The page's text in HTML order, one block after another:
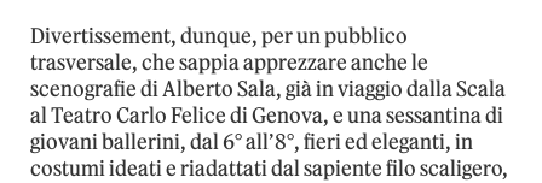
Divertissement, dunque, per un pubblico
trasversale, che sappia apprezzare anche le
scenografie di Alberto Sala, già in viaggio dalla Scala
al Teatro Carlo Felice di Genova, e una sessantina di
giovani ballerini, dal 6° all’8°, fieri ed eleganti, in
costumi ideati e riadattati dal sapiente filo scaligero,